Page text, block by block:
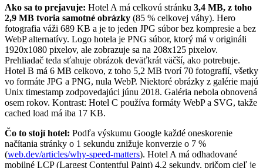
Ako sa to prejavuje: Hotel A má celkovú stránku 3,4 MB, z toho
2,9 MB tvoria samotné obrázky (85 % celkovej váhy). Hero
fotografia váži 689 KB a je to jeden JPG súbor bez kompresie a bez
WebP alternatívy. Logo hotela je PNG súbor, ktorý má v origináli
1920x1080 pixelov, ale zobrazuje sa na 208x125 pixelov.
Prehliadač teda sťahuje obrázok deväťkrát väčší, ako potrebuje.
Hotel B má 6 MB celkovo, z toho 5,2 MB tvorí 70 fotografií, všetky
vo formáte JPG a PNG, nula WebP. Niektoré obrázky z galérie majú
Unix timestamp zodpovedajúci júnu 2018. Galéria nebola obnovená
osem rokov. Kontrast: Hotel C používa formáty WebP a SVG, takže
cached load má iba 17 KB.
Čo to stojí hotel: Podľa výskumu Google každé oneskorenie
načítania stránky o 1 sekundu znižuje konverzie o 7 %
(web.dev/articles/why-speed-matters). Hotel A má odhadované
mobilné LCP (Largest Contentful Paint) 4,2 sekundy, pričom cieľ je